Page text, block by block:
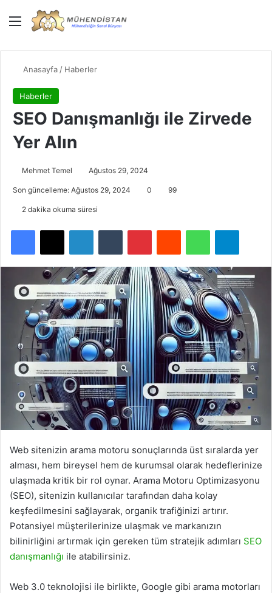
Menü
Anasayfa / Haberler
Haberler
SEO Danışmanlığı ile Zirvede
Yer Alın
Mehmet Temel Ağustos 29, 2024
Son güncelleme: Ağustos 29, 2024 0 99
2 dakika okuma süresi
Facebook
X LinkedInTumblr PinterestReddit WhatsApp
Web sitenizin arama motoru sonuçlarında üst sıralarda yer
alması, hem bireysel hem de kurumsal olarak hedeflerinize
ulaşmada kritik bir rol oynar. Arama Motoru Optimizasyonu
(SEO), sitenizin kullanıcılar tarafından daha kolay
keşfedilmesini sağlayarak, organik trafiğinizi artırır.
Potansiyel müşterilerinize ulaşmak ve markanızın
bilinirliğini artırmak için gereken tüm stratejik adımları SEO
danışmanlığı ile atabilirsiniz.
Web 3.0 teknolojisi ile birlikte, Google gibi arama motorları